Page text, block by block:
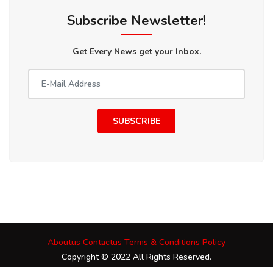
Subscribe Newsletter!
Get Every News get your Inbox.
SUBSCRIBE
Aboutus Contactus Terms & Conditions Policy
Copyright © 2022 All Rights Reserved.